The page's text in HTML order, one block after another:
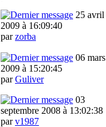
25 avril
2009 à 16:09:40
parzorba
06 mars
2009 à 15:20:45
parGuliver
03
septembre 2008 à 13:02:38
parv1987